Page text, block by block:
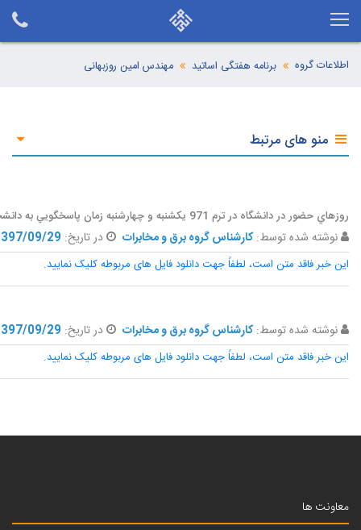
اطلاعات گروه برنامه هفتگی اساتید مهندس امین روزبهانی
منو های مرتبط
روزهاي حضور در دانشگاه در ترم 971 يکشنبه و چهارشنبه زمان پاسخگويي به دانشجويان يکشنبه ها 12 الي 13.30
نوشته شده توسط:کارشناس گروه برق و مخابرات در تاریخ: 09/29
این خبر فاقد متن است، لطفاً جهت دانلود فایل های مربوطه کلیک نمایید.
نوشته شده توسط:کارشناس گروه برق و مخابرات در تاریخ: 09/29
این خبر فاقد متن است، لطفاً جهت دانلود فایل های مربوطه کلیک نمایید.
معاونت ها